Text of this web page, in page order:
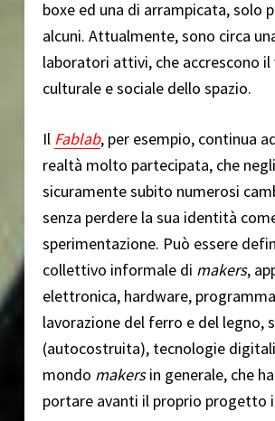
boxe ed una di arrampicata, solo
alcuni. Attualmente, sono circa
laboratori attivi, che accrescono il
culturale e sociale dello spazio.
Il Fablab, per esempio, continua
realtà molto partecipata, che
sicuramente subito numerosi
senza perdere la sua identità
sperimentazione. Può essere
collettivo informale di makers,
elettronica, hardware,
lavorazione del ferro e del legno,
(autocostruita), tecnologie
mondo makersin generale, che
portare avanti il proprio progetto